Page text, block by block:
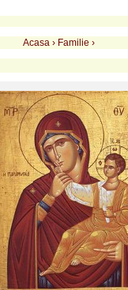
Acasa › Familie ›